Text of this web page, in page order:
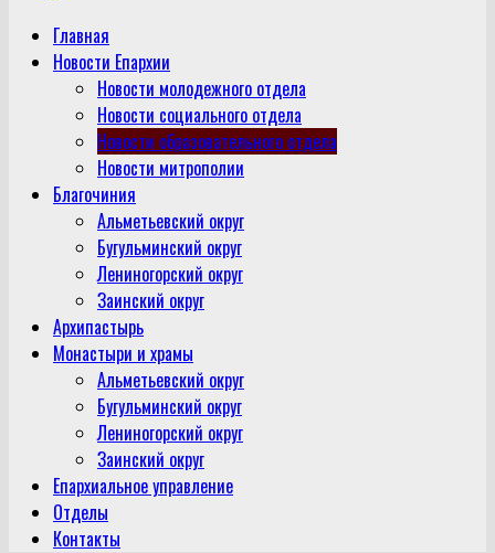
Главная
Новости Епархии
Новости молодежного отдела
Новости социального отдела
Новости образовательного отдела
Новости митрополии
Благочиния
Альметьевский округ
Бугульминский округ
Лениногорский округ
Заинский округ
Архипастырь
Монастыри и храмы
Альметьевский округ
Бугульминский округ
Лениногорский округ
Заинский округ
Епархиальное управление
Отделы
Контакты